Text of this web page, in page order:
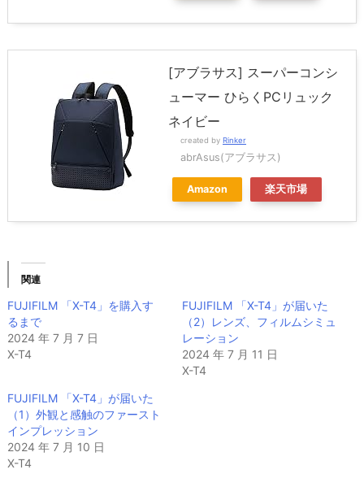
[アブラサス] スーパーコンシ
ューマー ひらくPCリュック
ネイビー
created by Rinker
abrAsus(アブラサス)
Amazon 楽天市場
関連
FUJIFILM 「X-T4」を購入す
るまで
2024 年 7 月 7 日
X-T4
FUJIFILM 「X-T4」が届いた
（2）レンズ、フィルムシミュ
レーション
2024 年 7 月 11 日
X-T4
FUJIFILM 「X-T4」が届いた
（1）外観と感触のファースト
インプレッション
2024 年 7 月 10 日
X-T4